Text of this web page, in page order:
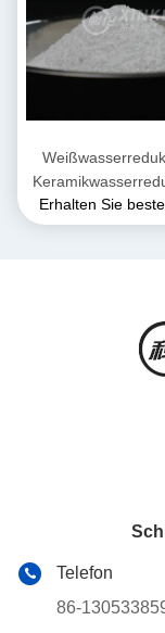
spezifischer
1.1
Erhalten Sie
Telefon
86-